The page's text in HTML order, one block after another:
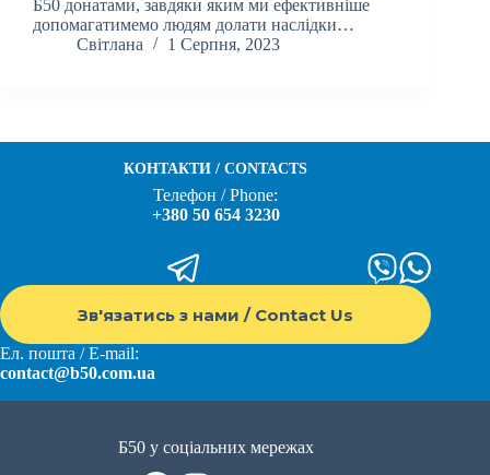
Б50 донатами, завдяки яким ми ефективніше
допомагатимемо людям долати наслідки…
Світлана
1 Серпня, 2023
КОНТАКТИ / CONTACTS
Телефон / Phone:
+380 50 654 3230
Зв'язатись з нами / Contact Us
Ел. пошта / E-mail:
contact@b50.com.ua
Б50 у соціальних мережах